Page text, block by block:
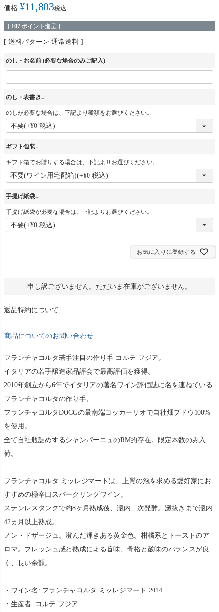
価格 ¥11,803税込
[ 107 ポイント進呈 ]
送料パターン 通常送料
のし・お名前 (必要な場合のみご記入)
のし・表書き
(
必
のしが必要な場合は、下記より種類をお選びください。
ギフト包装
(
必
)
ギフト箱でお贈りする場合は、下記よりお選びください。
手提げ紙袋
(
必
手提げ紙袋が必要な場合は、下記よりお選びください。
お気に入りに登録する
申し訳ございません。ただいま在庫がございません。
返品特約について
商品についてのお問い合わせ
フランチャコルタ若手注目の作り手 コルテ フジア。
イタリアの若手醸造家品評会で最高評価を獲得。
2010年創立から6年でイタリアの著名ワイン評価誌に名を連ねている
フランチャコルタの作り手。
フランチャコルタDOCGの最南端コッカーリオで自社畑ブドウ100%
を使用。
全て自社瓶詰めするシャンパーニュのRM的存在。限定本数のみ入
荷。
フランチャコルタ ミッレジマートは、上質の泡を求める愛好家にお
すすめの極辛口スパークリングワイン。
ステンレスタンクで約8ヶ月熟成後、瓶内二次発酵。澱抜きまで瓶内
42ヵ月以上熟成。
ノン・ドザージュ。澄んだ輝きある黄金色。柑橘系とトーストのア
ロマ。フレッシュ感と熟成による旨味、骨格と酸味のバランスが良
く、長い余韻。
・ワイン名: フランチャコルタ ミッレジマート 2014
・生産者: コルテ フジア